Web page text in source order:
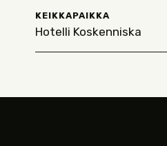
KEIKKAPAIKKA
Hotelli Koskenniska